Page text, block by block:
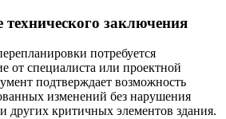
заключения
потребуется
от специалиста или проектной
подтверждает возможность
изменений без нарушения
других критичных элементов здания.